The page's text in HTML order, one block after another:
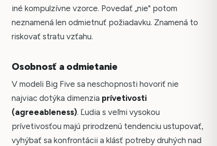
iné kompulzívne vzorce. Povedať „nie" potom
neznamená len odmietnuť požiadavku. Znamená to
riskovať stratu vzťahu.
Osobnosť a odmietanie
V modeli Big Five sa neschopnosti hovoriť nie
najviac dotýka dimenzia prívetivosti
(agreeableness). Ľudia s veľmi vysokou
prívetivosťou majú prirodzenú tendenciu ustupovať,
vyhýbať sa konfrontácii a klásť potreby druhých nad